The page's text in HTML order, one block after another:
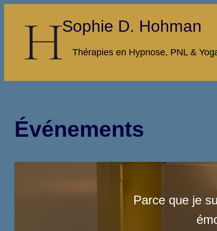
contenu
Sophie D. Hohman
Thérapies en Hypnose, PNL &
Événements
Parce que je